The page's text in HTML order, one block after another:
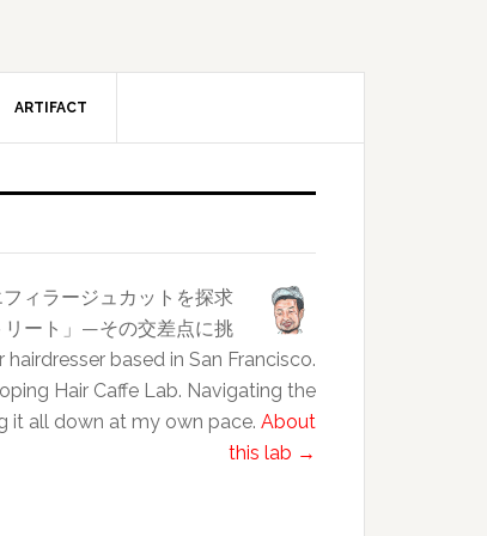
ARTIFACT
ィラージュカットを探求
リート」—その交差点に挑
based in San Francisco.
Hair Caffe Lab. Navigating the
it all down at my own pace. About
this lab →